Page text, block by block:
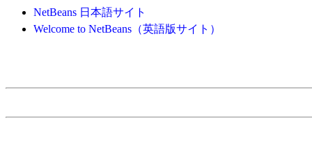
NetBeans 日本語サイト
Welcome to NetBeans（英語版サイト）